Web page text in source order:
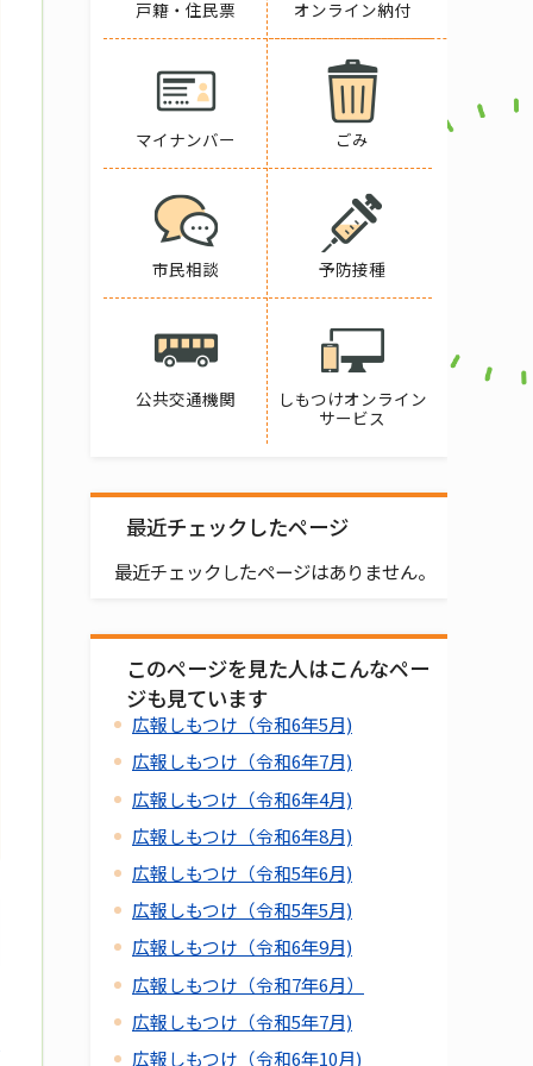
戸籍・住民票 オンライン納付
マイナンバー ごみ
市民相談 予防接種
公共交通機関
しもつけオンライン
サービス
最近チェックしたページ
最近チェックしたページはありません。
このページを見た人はこんなペー
ジも見ています
広報しもつけ（令和6年5月)
広報しもつけ（令和6年7月)
広報しもつけ（令和6年4月)
広報しもつけ（令和6年8月)
広報しもつけ（令和5年6月)
広報しもつけ（令和5年5月)
広報しもつけ（令和6年9月)
広報しもつけ（令和7年6月）
広報しもつけ（令和5年7月)
広報しもつけ（令和6年10月)